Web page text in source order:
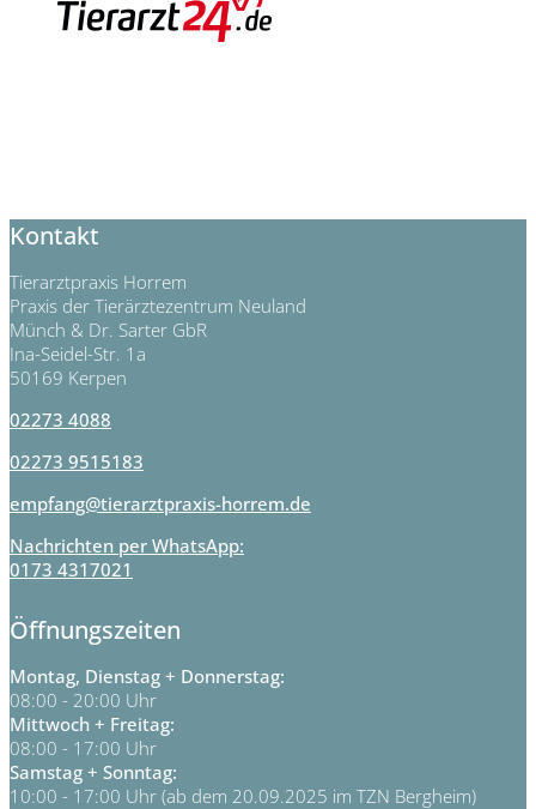
Kontakt
Tierarztpraxis Horrem
Praxis der Tierärztezentrum Neuland
Münch & Dr. Sarter GbR
Ina-Seidel-Str. 1a
50169 Kerpen
02273 4088
02273 9515183
empfang@tierarztpraxis-horrem.de
Nachrichten per WhatsApp:
0173 4317021
Öffnungszeiten
Montag, Dienstag + Donnerstag:
08:00 - 20:00 Uhr
Mittwoch + Freitag:
08:00 - 17:00 Uhr
Samstag + Sonntag:
10:00 - 17:00 Uhr (ab dem 20.09.2025 im TZN Bergheim)